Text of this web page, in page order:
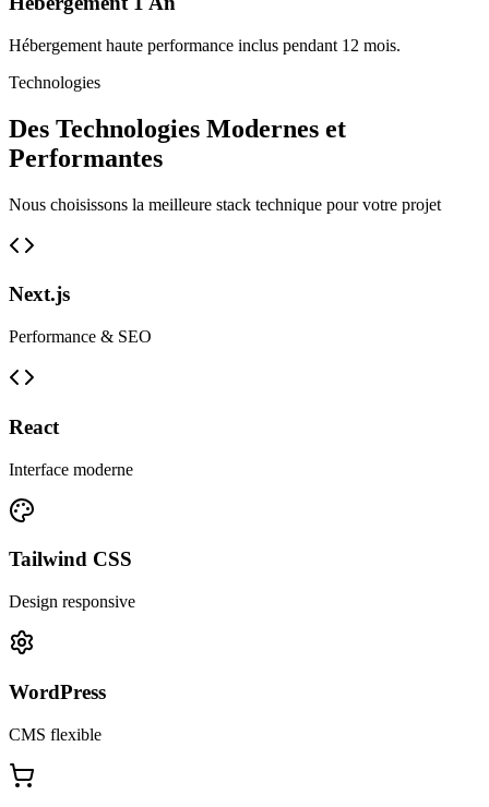
Hébergement haute performance inclus pendant 12 mois.
Technologies
Des Technologies Modernes et
Performantes
Nous choisissons la meilleure stack technique pour votre projet
Next.js
Performance & SEO
React
Interface moderne
Tailwind CSS
Design responsive
WordPress
CMS flexible